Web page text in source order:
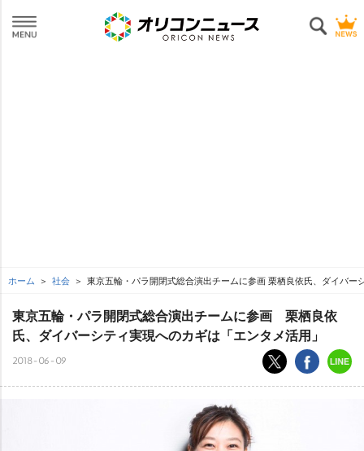
ホーム 社会 東京五輪・パラ開閉式総合演出チームに参画 栗栖良依氏、ダイバー
東京五輪・パラ開閉式総合演出チームに参画 栗栖良依
氏、ダイバーシティ実現へのカギは「エンタメ活用」
2018-06-09